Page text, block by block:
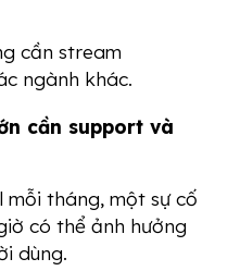
cần stream
ngành khác.
cần support và
mỗi tháng, một sự cố
có thể ảnh hưởng
dùng.